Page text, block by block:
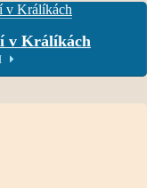
v Králíkách